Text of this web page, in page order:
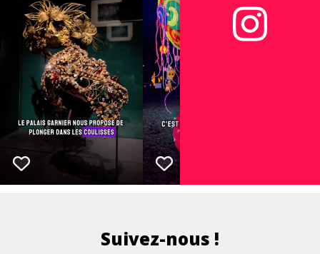
Suivez-nous !